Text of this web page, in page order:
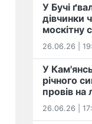
У Бучі
дівчинки
москітну
26.06.26 |
У
річного
провів
26.06.26 |